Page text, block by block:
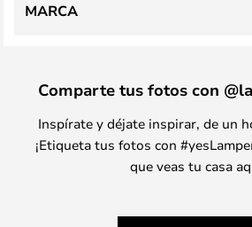
MARCA
Comparte tus fotos con
Inspírate y déjate inspirar, de un
¡Etiqueta tus fotos con
que veas tu casa